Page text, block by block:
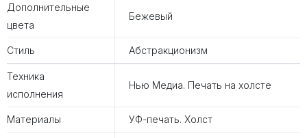
Дополнительные
цвета
Бежевый
Стиль Абстракционизм
Техника
исполнения
Нью Медиа. Печать на холсте
Материалы УФ-печать. Холст